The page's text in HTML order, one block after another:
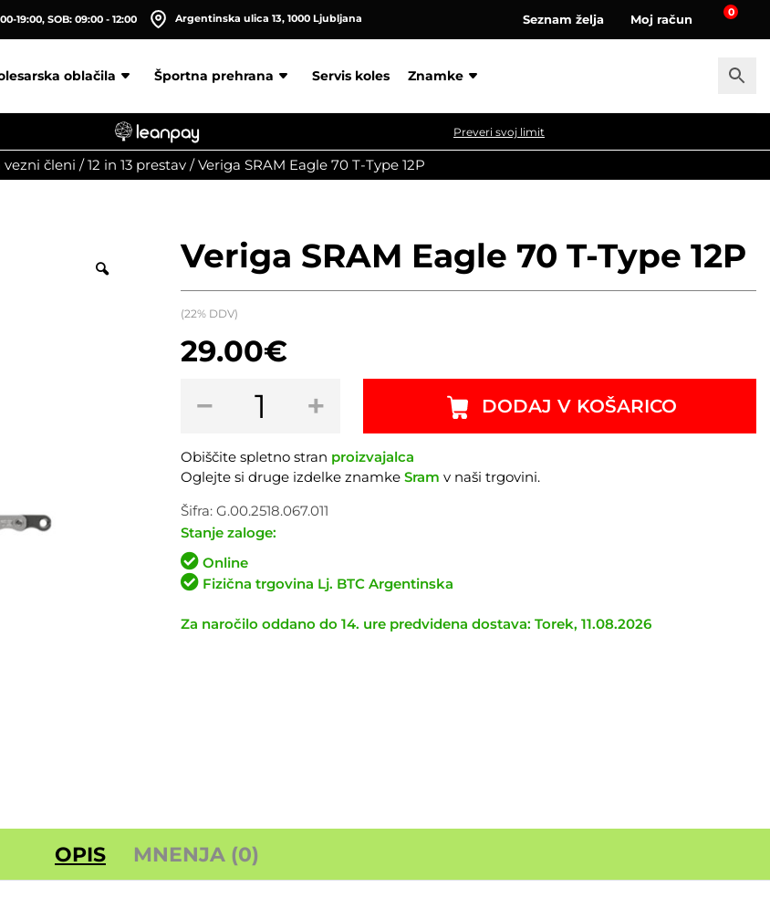
19:00, SOB: 09:00 - 12:00 Argentinska ulica 13, 1000 Ljubljana Seznam želja Moj račun 0
oblačila Športna prehrana Servis koles Znamke
Preveri svoj limit
vezni členi /12 in 13 prestav /Veriga SRAM Eagle 70 T-Type 12P
Veriga SRAM Eagle 70 T-Type 12P
29.00€
(22% DDV)
−
SRAM
70
T-
Type
12P
količina
+ DODAJ V KOŠARICO
Obiščite spletno stran proizvajalca
Oglejte si druge izdelke znamkeSram v naši trgovini.
Šifra:G.00.2518.067.011
Stanje zaloge:
Online
Fizična trgovina Lj. BTC Argentinska
Za naročilo oddano do 14. ure predvidena dostava: Torek, 11.08.2026
OPIS MNENJA (0)